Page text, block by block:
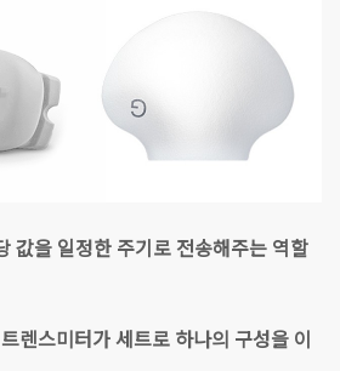
값을 일정한 주기로 전송해주는 역할
렌스미터가 세트로 하나의 구성을 이